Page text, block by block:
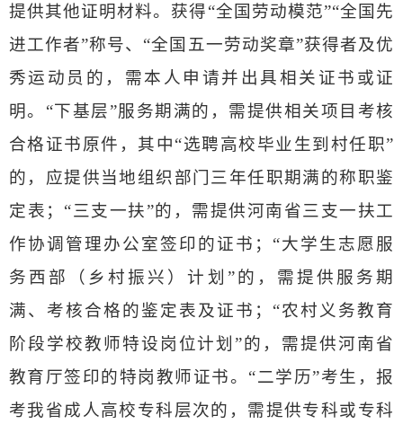
提供其他证明材料。获得“全国劳动模范”“全国先
进工作者”称号、“全国五一劳动奖章”获得者及优
秀运动员的，需本人申请并出具相关证书或证
明。“下基层”服务期满的，需提供相关项目考核
合格证书原件，其中“选聘高校毕业生到村任职”
的，应提供当地组织部门三年任职期满的称职鉴
定表；“三支一扶”的，需提供河南省三支一扶工
作协调管理办公室签印的证书；“大学生志愿服
务西部（乡村振兴）计划”的，需提供服务期
满、考核合格的鉴定表及证书；“农村义务教育
阶段学校教师特设岗位计划”的，需提供河南省
教育厅签印的特岗教师证书。“二学历”考生，报
考我省成人高校专科层次的，需提供专科或专科